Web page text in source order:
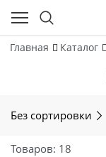
Главная Каталог
Без сортировки
Товаров: 18